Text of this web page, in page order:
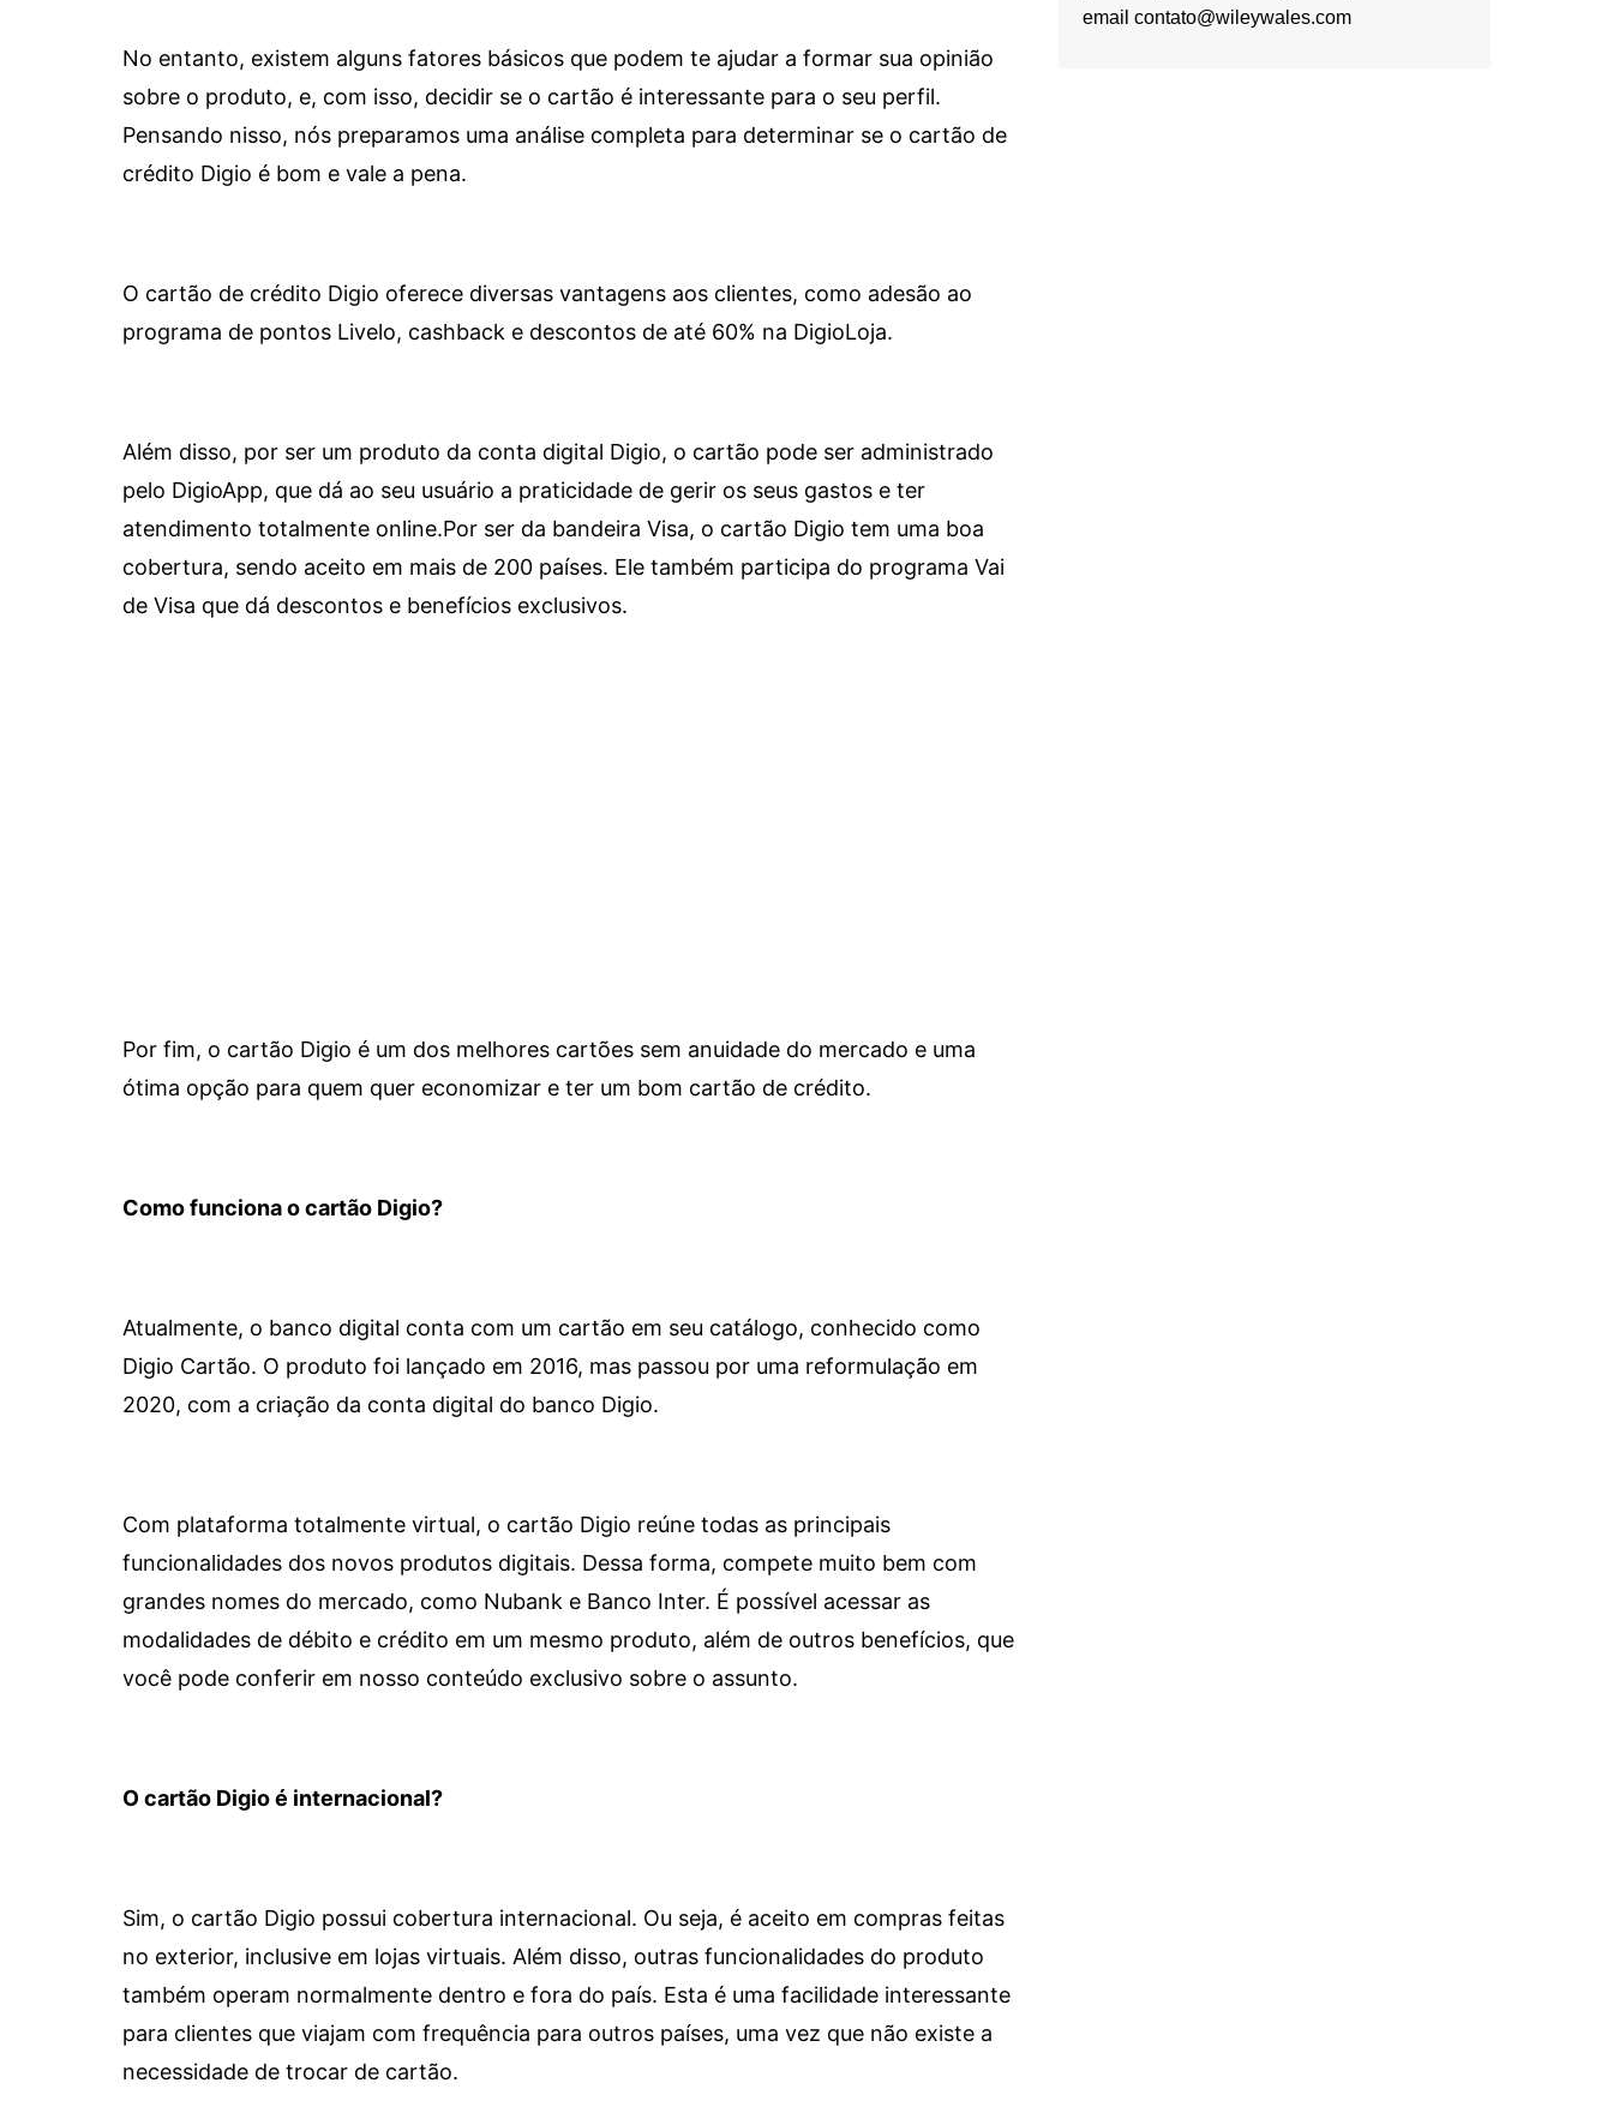
No entanto, existem alguns fatores básicos que podem te ajudar a formar sua opinião
sobre o produto, e, com isso, decidir se o cartão é interessante para o seu perfil.
Pensando nisso, nós preparamos uma análise completa para determinar se o cartão de
crédito Digio é bom e vale a pena.
O cartão de crédito Digio oferece diversas vantagens aos clientes, como adesão ao
programa de pontos Livelo, cashback e descontos de até 60% na DigioLoja.
Além disso, por ser um produto da conta digital Digio, o cartão pode ser administrado
pelo DigioApp, que dá ao seu usuário a praticidade de gerir os seus gastos e ter
atendimento totalmente online.Por ser da bandeira Visa, o cartão Digio tem uma boa
cobertura, sendo aceito em mais de 200 países. Ele também participa do programa Vai
de Visa que dá descontos e benefícios exclusivos.
Por fim, o cartão Digio é um dos melhores cartões sem anuidade do mercado e uma
ótima opção para quem quer economizar e ter um bom cartão de crédito.
Como funciona o cartão Digio?
Atualmente, o banco digital conta com um cartão em seu catálogo, conhecido como
Digio Cartão. O produto foi lançado em 2016, mas passou por uma reformulação em
2020, com a criação da conta digital do banco Digio.
Com plataforma totalmente virtual, o cartão Digio reúne todas as principais
funcionalidades dos novos produtos digitais. Dessa forma, compete muito bem com
grandes nomes do mercado, como Nubank e Banco Inter. É possível acessar as
modalidades de débito e crédito em um mesmo produto, além de outros benefícios, que
você pode conferir em nosso conteúdo exclusivo sobre o assunto.
O cartão Digio é internacional?
Sim, o cartão Digio possui cobertura internacional. Ou seja, é aceito em compras feitas
no exterior, inclusive em lojas virtuais. Além disso, outras funcionalidades do produto
também operam normalmente dentro e fora do país. Esta é uma facilidade interessante
para clientes que viajam com frequência para outros países, uma vez que não existe a
necessidade de trocar de cartão.
email contato@wileywales.com